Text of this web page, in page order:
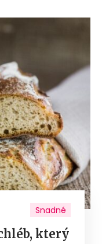
Snadné
který